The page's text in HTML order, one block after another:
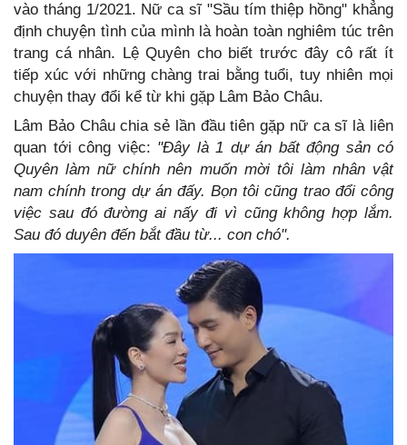
vào tháng 1/2021. Nữ ca sĩ "Sầu tím thiệp hồng" khẳng
định chuyện tình của mình là hoàn toàn nghiêm túc trên
trang cá nhân. Lệ Quyên cho biết trước đây cô rất ít
tiếp xúc với những chàng trai bằng tuổi, tuy nhiên mọi
chuyện thay đổi kể từ khi gặp Lâm Bảo Châu.
Lâm Bảo Châu chia sẻ lần đầu tiên gặp nữ ca sĩ là liên
quan tới công việc: "Đây là 1 dự án bất động sản có
Quyên làm nữ chính nên muốn mời tôi làm nhân vật
nam chính trong dự án đấy. Bọn tôi cũng trao đổi công
việc sau đó đường ai nấy đi vì cũng không hợp lắm.
Sau đó duyên đến bắt đầu từ... con chó".